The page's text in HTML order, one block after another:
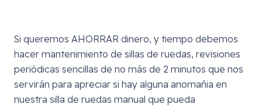
Si queremos AHORRAR dinero, y tiempo debemos
hacer mantenimiento de sillas de ruedas, revisiones
periódicas sencillas de no más de 2 minutos que nos
servirán para apreciar si hay alguna anomañia en
nuestra silla de ruedas manual que pueda